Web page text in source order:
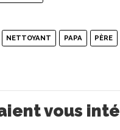
NETTOYANT PAPA PÈRE
vous